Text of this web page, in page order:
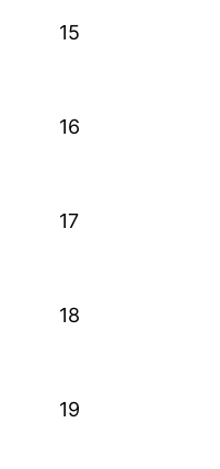
15
16
17
18
19